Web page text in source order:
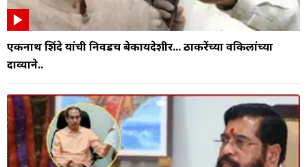
एकनाथ शिंदे यांची निवडच बेकायदेशीर... ठाकरेंच्या वकिलांच्या
दाव्याने..